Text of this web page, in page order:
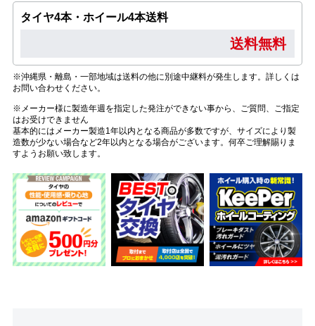
タイヤ4本・ホイール4本送料
送料無料
※沖縄県・離島・一部地域は送料の他に別途中継料が発生します。詳しくは
お問い合わせください。
※メーカー様に製造年週を指定した発注ができない事から、ご質問、ご指定
はお受けできません
基本的にはメーカー製造1年以内となる商品が多数ですが、サイズにより製
造数が少ない場合など2年以内となる場合がございます。何卒ご理解賜りま
すようお願い致します。